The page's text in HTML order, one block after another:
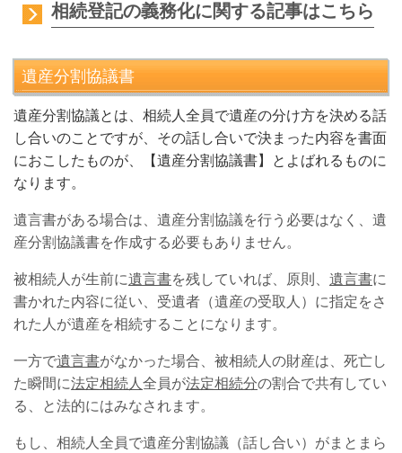
相続登記の義務化に関する記事はこちら
遺産分割協議書
遺産分割協議とは、相続人全員で遺産の分け方を決める話
し合いのことですが、その話し合いで決まった内容を書面
におこしたものが、【遺産分割協議書】とよばれるものに
なります。
遺言書がある場合は、遺産分割協議を行う必要はなく、遺
産分割協議書を作成する必要もありません。
被相続人が生前に遺言書を残していれば、原則、 遺言書に
書かれた内容に従い、受遺者（遺産の受取人）に指定をさ
れた人が遺産を相続することになります。
一方で遺言書がなかった場合、被相続人の財産は、死亡し
た瞬間に法定相続人 全員が法定相続分の割合で共有してい
る、と法的にはみなされます。
もし、相続人全員で遺産分割協議（話し合い）がまとまら